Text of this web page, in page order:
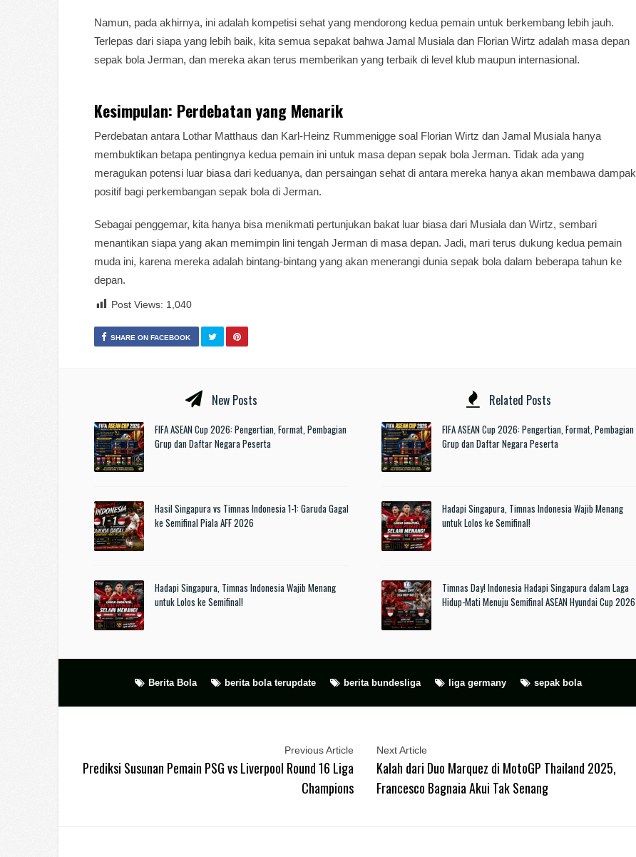
Namun, pada akhirnya, ini adalah kompetisi sehat yang mendorong kedua pemain untuk berkembang lebih jauh.
Terlepas dari siapa yang lebih baik, kita semua sepakat bahwa Jamal Musiala dan Florian Wirtz adalah masa depan
sepak bola Jerman, dan mereka akan terus memberikan yang terbaik di level klub maupun internasional.
Kesimpulan: Perdebatan yang Menarik
Perdebatan antara Lothar Matthaus dan Karl-Heinz Rummenigge soal Florian Wirtz dan Jamal Musiala hanya
membuktikan betapa pentingnya kedua pemain ini untuk masa depan sepak bola Jerman. Tidak ada yang
meragukan potensi luar biasa dari keduanya, dan persaingan sehat di antara mereka hanya akan membawa dampak
positif bagi perkembangan sepak bola di Jerman.
Sebagai penggemar, kita hanya bisa menikmati pertunjukan bakat luar biasa dari Musiala dan Wirtz, sembari
menantikan siapa yang akan memimpin lini tengah Jerman di masa depan. Jadi, mari terus dukung kedua pemain
muda ini, karena mereka adalah bintang-bintang yang akan menerangi dunia sepak bola dalam beberapa tahun ke
depan.
Post Views: 1,040
SHARE ON FACEBOOK
New Posts
FIFA ASEAN Cup 2026: Pengertian, Format, Pembagian
Grup dan Daftar Negara Peserta
Hasil Singapura vs Timnas Indonesia 1-1: Garuda Gagal
ke Semifinal Piala AFF 2026
Hadapi Singapura, Timnas Indonesia Wajib Menang
untuk Lolos ke Semifinal!
Related Posts
FIFA ASEAN Cup 2026: Pengertian, Format, Pembagian
Grup dan Daftar Negara Peserta
Hadapi Singapura, Timnas Indonesia Wajib Menang
untuk Lolos ke Semifinal!
Timnas Day! Indonesia Hadapi Singapura dalam Laga
Hidup-Mati Menuju Semifinal ASEAN Hyundai Cup 2026
Berita Bola berita bola terupdate berita bundesliga liga germany sepak bola
Previous Article
Prediksi Susunan Pemain PSG vs Liverpool Round 16 Liga
Champions
Next Article
Kalah dari Duo Marquez di MotoGP Thailand 2025,
Francesco Bagnaia Akui Tak Senang